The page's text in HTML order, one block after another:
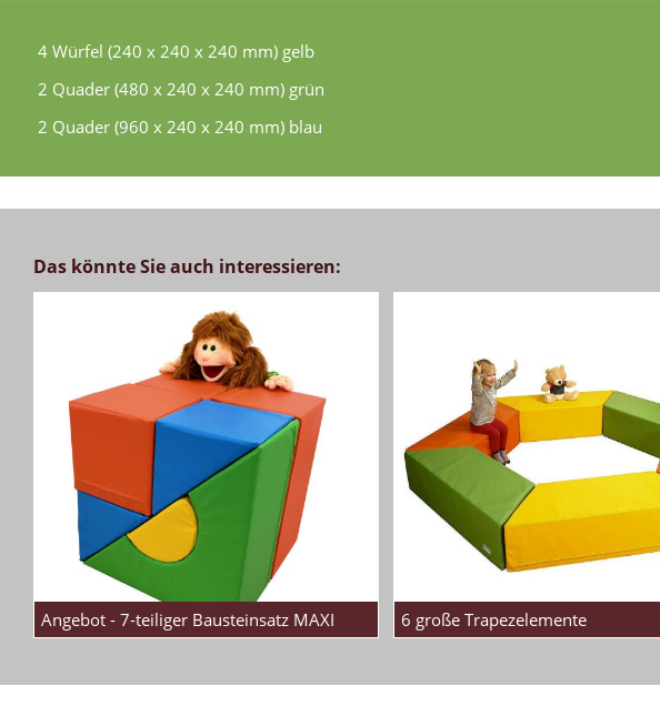
4 Würfel (240 x 240 x 240 mm) gelb
2 Quader (480 x 240 x 240 mm) grün
2 Quader (960 x 240 x 240 mm) blau
Das könnte Sie auch interessieren:
Angebot - 7-teiliger Bausteinsatz MAXI 6 große Trapezelemente